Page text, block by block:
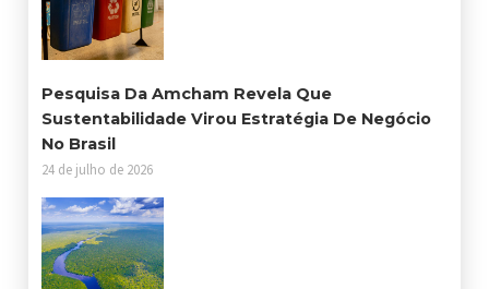
Pesquisa Da Amcham Revela Que
Sustentabilidade Virou Estratégia De Negócio
No Brasil
24 de julho de 2026